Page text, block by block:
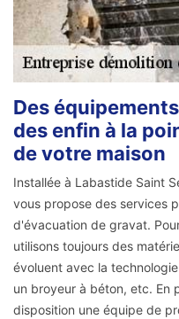
Des
des enfin à la
de votre maison
Installée à Labastide Saint
vous propose des services
d'évacuation de gravat.
utilisons toujours des
évoluent avec la
un broyeur à béton, etc. En
disposition une équipe de